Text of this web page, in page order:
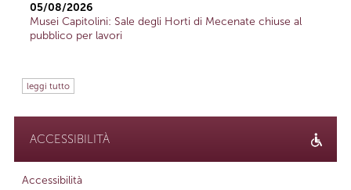
05/08/2026
Musei Capitolini: Sale degli Horti di Mecenate chiuse al
pubblico per lavori
leggi tutto
ACCESSIBILITÀ
Accessibilità